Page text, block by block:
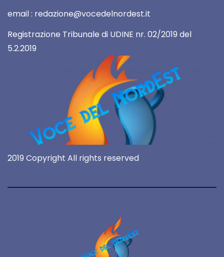
email : redazione@vocedelnordest.it
Registrazione Tribunale di UDINE nr. 02/2019 del
5.2.2019
2019 Copyright All rights reserved